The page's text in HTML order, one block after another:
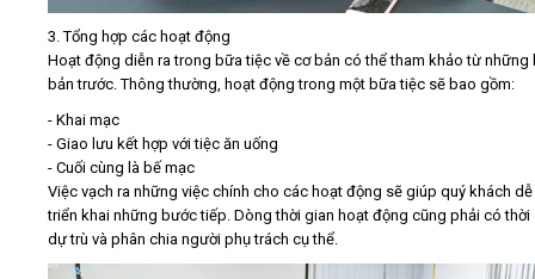
3. Tổng hợp các hoạt động
Hoạt động diễn ra trong bữa tiệc về cơ bản có thể tham khảo từ những
bản trước. Thông thường, hoạt động trong một bữa tiệc sẽ bao gồm:
- Khai mạc
- Giao lưu kết hợp với tiệc ăn uống
- Cuối cùng là bế mạc
Việc vạch ra những việc chính cho các hoạt động sẽ giúp quý khách
triển khai những bước tiếp. Dòng thời gian hoạt động cũng phải có thời
dự trù và phân chia người phụ trách cụ thể.